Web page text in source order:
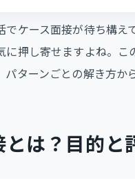
でケース面接が待ち構
に押し寄せますよね。
パターンごとの解き方
とは？目的と